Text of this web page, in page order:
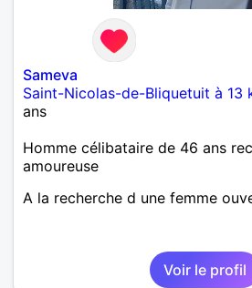
Sameva
Saint-Nicolas-de-Bliquetuit à 13
ans
Homme célibataire de 46 ans
amoureuse
A la recherche d une femme
Voir le profil